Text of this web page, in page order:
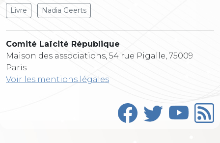
Livre Nadia Geerts
Comité Laïcité République
Maison des associations, 54 rue Pigalle, 75009
Paris
Voir les mentions légales